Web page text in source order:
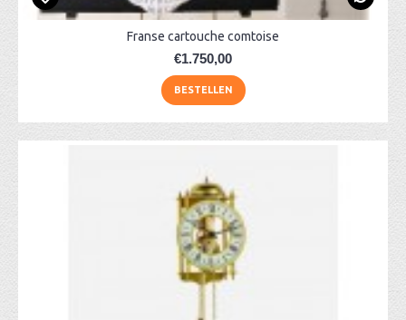
Franse cartouche comtoise
€1.750,00
BESTELLEN